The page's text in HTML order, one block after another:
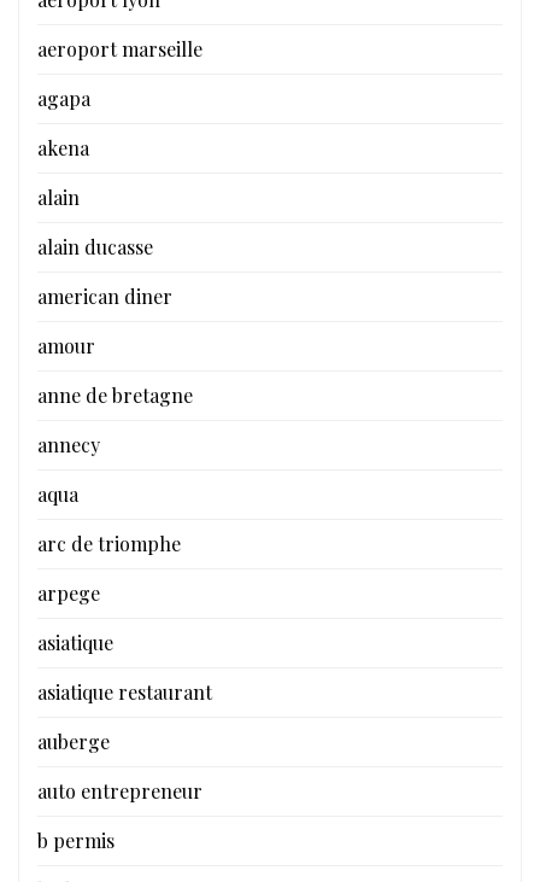
aeroport marseille
agapa
akena
alain
alain ducasse
american diner
amour
anne de bretagne
annecy
aqua
arc de triomphe
arpege
asiatique
asiatique restaurant
auberge
auto entrepreneur
b permis